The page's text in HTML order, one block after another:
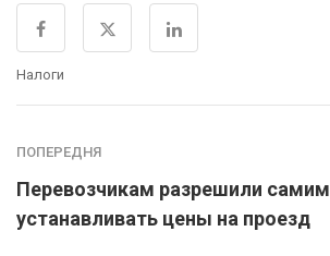
Налоги
ПОПЕРЕДНЯ
Перевозчикам разрешили самим
устанавливать цены на проезд